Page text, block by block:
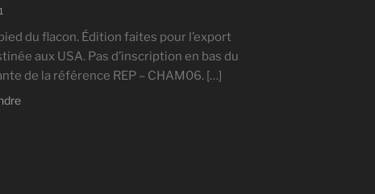
du flacon. Édition faites pour l’export
aux USA. Pas d’inscription en bas du
de la référence REP – CHAM06. […]